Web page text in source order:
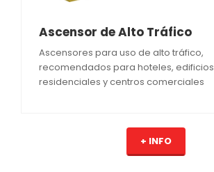
Ascensor de Alto Tráfico
Ascensores para uso de alto tráfico,
recomendados para hoteles, edificios
residenciales y centros comerciales
+ INFO